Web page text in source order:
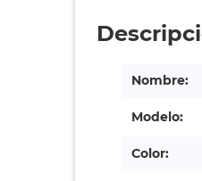
Nombre:
Modelo:
Color: